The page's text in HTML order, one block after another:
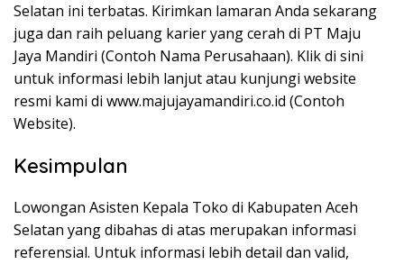
Selatan ini terbatas. Kirimkan lamaran Anda sekarang
juga dan raih peluang karier yang cerah di PT Maju
Jaya Mandiri (Contoh Nama Perusahaan). Klik di sini
untuk informasi lebih lanjut atau kunjungi website
resmi kami di www.majujayamandiri.co.id (Contoh
Website).
Kesimpulan
Lowongan Asisten Kepala Toko di Kabupaten Aceh
Selatan yang dibahas di atas merupakan informasi
referensial. Untuk informasi lebih detail dan valid,